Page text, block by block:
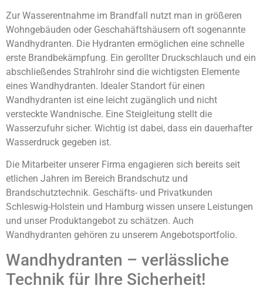
Zur Wasserentnahme im Brandfall nutzt man in größeren
Wohngebäuden oder Geschahäftshäusern oft sogenannte
Wandhydranten. Die Hydranten ermöglichen eine schnelle
erste Brandbekämpfung. Ein gerollter Druckschlauch und ein
abschließendes Strahlrohr sind die wichtigsten Elemente
eines Wandhydranten. Idealer Standort für einen
Wandhydranten ist eine leicht zugänglich und nicht
versteckte Wandnische. Eine Steigleitung stellt die
Wasserzufuhr sicher. Wichtig ist dabei, dass ein dauerhafter
Wasserdruck gegeben ist.
Die Mitarbeiter unserer Firma engagieren sich bereits seit
etlichen Jahren im Bereich Brandschutz und
Brandschutztechnik. Geschäfts- und Privatkunden
Schleswig-Holstein und Hamburg wissen unsere Leistungen
und unser Produktangebot zu schätzen. Auch
Wandhydranten gehören zu unserem Angebotsportfolio.
Wandhydranten – verlässliche
Technik für Ihre Sicherheit!